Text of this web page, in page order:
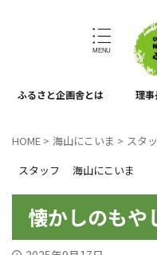
ふるさと企画舎とは 理事
HOME > 海山にこいま > スタ
スタッフ
海山にこいま
懐かしのもや